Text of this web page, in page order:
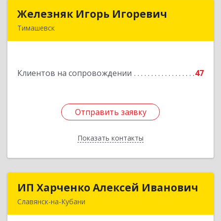
Железняк Игорь Игоревич
Тимашевск
Клиентов на сопровождении 47
Отправить заявку
Показать контакты
Железняк Игорь Игоревич
Подробнее
Отправить заявку
Назад
ИП Харченко Алексей Иванович
Славянск-на-Кубани
ИП Харченко Алексей Иванович